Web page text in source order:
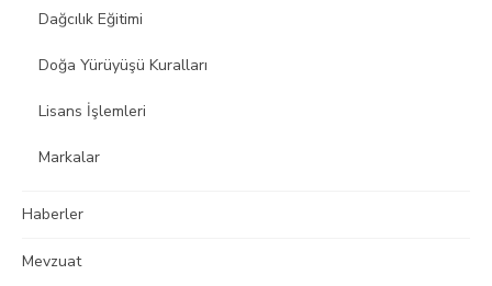
Dağcılık Eğitimi
Doğa Yürüyüşü Kuralları
Lisans İşlemleri
Markalar
Haberler
Mevzuat